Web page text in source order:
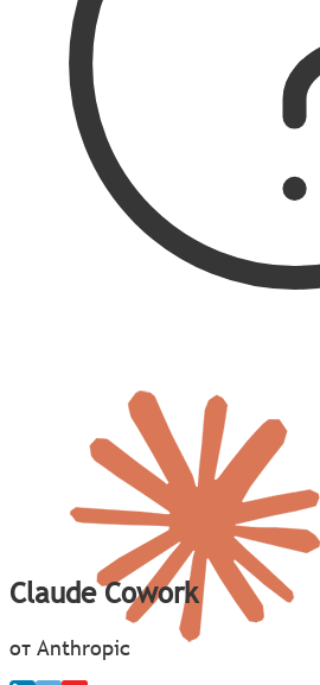
Claude Cowork
от Anthropic